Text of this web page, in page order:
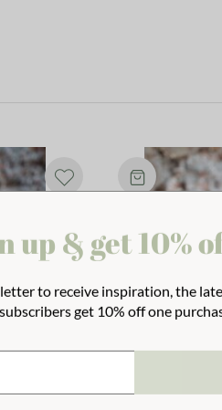
for those who
up & get 10%
to receive inspiration, the
get 10% off one